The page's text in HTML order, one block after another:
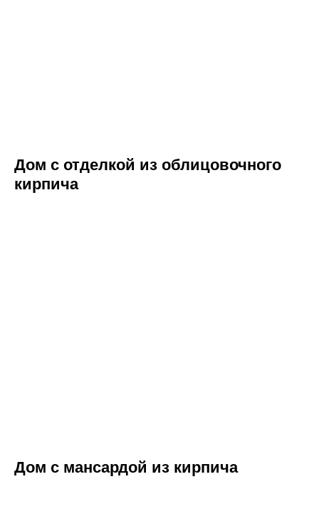
Дом с отделкой из облицовочного
кирпича
Дом с мансардой из кирпича
ВСЕГДА НА СВЯЗИ,
ЧТОБЫ ВАМ ПОМОЧЬ